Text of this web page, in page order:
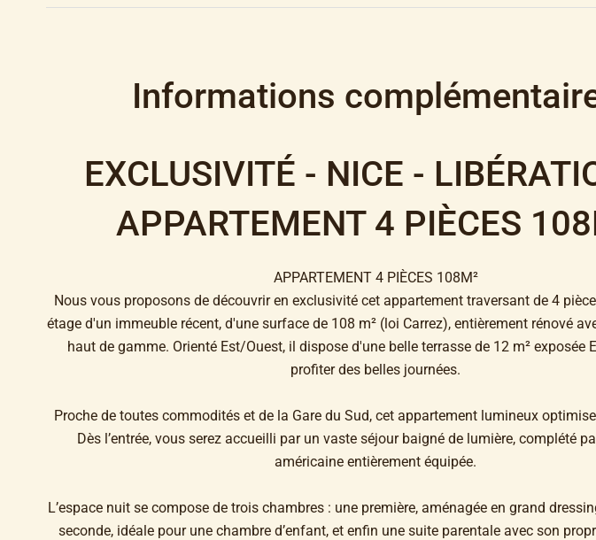
Informations
EXCLUSIVITÉ - NICE -
APPARTEMENT 4 PIÈCES
APPARTEMENT 4 PIÈCES 108M²
Nous vous proposons de découvrir en exclusivité cet appartement traversant de 4
étage d'un immeuble récent, d'une surface de 108 m² (loi Carrez), entièrement rénové
haut de gamme. Orienté Est/Ouest, il dispose d'une belle terrasse de 12 m² exposée
profiter des belles journées.
Proche de toutes commodités et de la Gare du Sud, cet appartement lumineux
Dès l’entrée, vous serez accueilli par un vaste séjour baigné de lumière, complété
américaine entièrement équipée.
L’espace nuit se compose de trois chambres : une première, aménagée en grand
seconde, idéale pour une chambre d’enfant, et enfin une suite parentale avec son